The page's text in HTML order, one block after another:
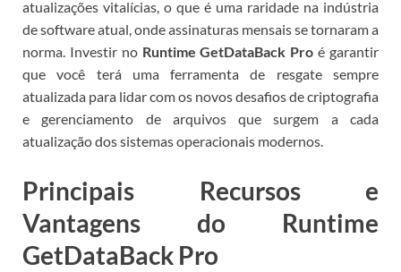
atualizações vitalícias, o que é uma raridade na indústria
de software atual, onde assinaturas mensais se tornaram a
norma. Investir no Runtime GetDataBack Pro é garantir
que você terá uma ferramenta de resgate sempre
atualizada para lidar com os novos desafios de criptografia
e gerenciamento de arquivos que surgem a cada
atualização dos sistemas operacionais modernos.
Principais Recursos e
Vantagens do Runtime
GetDataBack Pro